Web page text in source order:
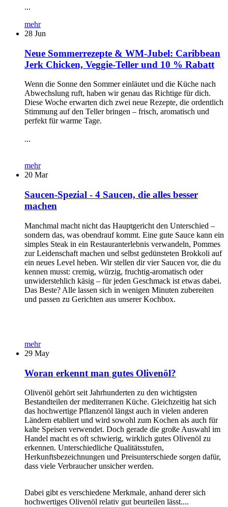
...
mehr
28 Jun
Neue Sommerrezepte & WM-Jubel: Caribbean
Jerk Chicken, Veggie-Teller und 10 % Rabatt
Wenn die Sonne den Sommer einläutet und die Küche nach
Abwechslung ruft, haben wir genau das Richtige für dich.
Diese Woche erwarten dich zwei neue Rezepte, die ordentlich
Stimmung auf den Teller bringen – frisch, aromatisch und
perfekt für warme Tage.
...
mehr
20 Mar
Saucen-Spezial - 4 Saucen, die alles besser
machen
Manchmal macht nicht das Hauptgericht den Unterschied –
sondern das, was obendrauf kommt. Eine gute Sauce kann ein
simples Steak in ein Restauranterlebnis verwandeln, Pommes
zur Leidenschaft machen und selbst gedünsteten Brokkoli auf
ein neues Level heben. Wir stellen dir vier Saucen vor, die du
kennen musst: cremig, würzig, fruchtig-aromatisch oder
unwiderstehlich käsig – für jeden Geschmack ist etwas dabei.
Das Beste? Alle lassen sich in wenigen Minuten zubereiten
und passen zu Gerichten aus unserer Kochbox.
mehr
29 May
Woran erkennt man gutes Olivenöl?
Olivenöl gehört seit Jahrhunderten zu den wichtigsten
Bestandteilen der mediterranen Küche. Gleichzeitig hat sich
das hochwertige Pflanzenöl längst auch in vielen anderen
Ländern etabliert und wird sowohl zum Kochen als auch für
kalte Speisen verwendet. Doch gerade die große Auswahl im
Handel macht es oft schwierig, wirklich gutes Olivenöl zu
erkennen. Unterschiedliche Qualitätsstufen,
Herkunftsbezeichnungen und Preisunterschiede sorgen dafür,
dass viele Verbraucher unsicher werden.
Dabei gibt es verschiedene Merkmale, anhand derer sich
hochwertiges Olivenöl relativ gut beurteilen lässt....